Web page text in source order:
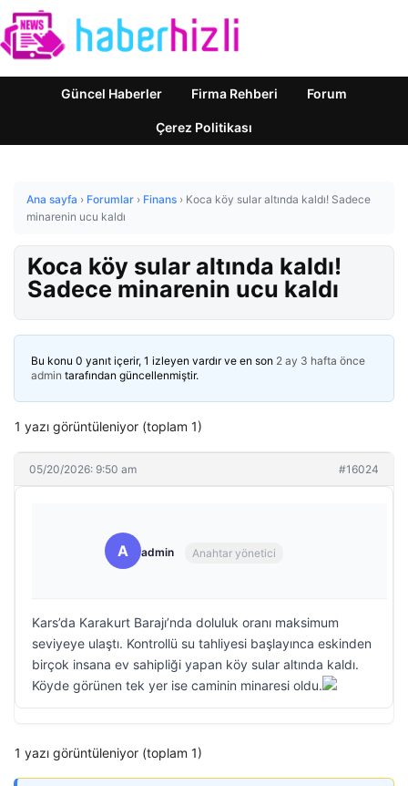
Güncel Haberler Firma Rehberi Forum
Çerez Politikası
Ana sayfa › Forumlar › Finans › Koca köy sular altında kaldı! Sadece
minarenin ucu kaldı
Koca köy sular altında kaldı!
Sadece minarenin ucu kaldı
Bu konu 0 yanıt içerir, 1 izleyen vardır ve en son 2 ay 3 hafta önce
admin tarafından güncellenmiştir.
1 yazı görüntüleniyor (toplam 1)
05/20/2026: 9:50 am #16024
A admin Anahtar yönetici
Kars’da Karakurt Barajı’nda doluluk oranı maksimum
seviyeye ulaştı. Kontrollü su tahliyesi başlayınca eskinden
birçok insana ev sahipliği yapan köy sular altında kaldı.
Köyde görünen tek yer ise caminin minaresi oldu.
1 yazı görüntüleniyor (toplam 1)